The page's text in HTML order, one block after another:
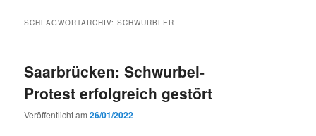
SCHLAGWORTARCHIV:SCHWURBLER
Saarbrücken: Schwurbel-
Protest erfolgreich gestört
Veröffentlicht am26/01/2022